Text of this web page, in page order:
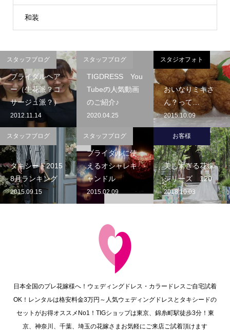
和装
ブライダルヘア
ー（生花派？コ
サージュ派？）
2012.11.14
スタッフブログ
TIGDRESS You
Tubeの人気動画
のご紹介♪
2020.04.25
スタッフブログ
おいなりミキさ
ん？って…
2015.10.09
スタジオフォト
タキシード2015
8月ランキング
2015.09.15
スタッフブログ
ブライダルに使
えるオシャレキ
ャンドル
2015.02.09
スタッフブログ
美しすぎる花嫁
シリーズ 120
2018.10.03
お客様
日本全国のプレ花嫁様へ！ウェディングドレス・カラードレスご自宅試着
OK！レンタルは格安料金3万円～人気ウェディングドレスとタキシードの
セットがお得オススメNo1！TIGショップは東京、錦糸町駅徒歩3分！東
京、神奈川、千葉、埼玉の花嫁さまお気軽にご来店ご試着頂けます